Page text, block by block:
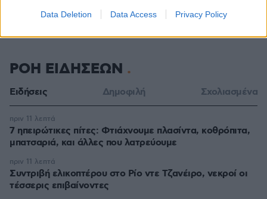
Data Deletion Data Access Privacy Policy
Protothema.gr
ΡΟΗ ΕΙΔΗΣΕΩΝ
Ειδήσεις Δημοφιλή Σχολιασμένα
7 ηπειρώτικες πίτες: Φτιάχνουμε πλασίντα, κοθρόπιτα,
μπατσαριά, και άλλες που λατρεύουμε
πριν 11 λεπτά
Συντριβή ελικοπτέρου στο Ρίο ντε Τζανέιρο, νεκροί οι
τέσσερις επιβαίνοντες
πριν 11 λεπτά